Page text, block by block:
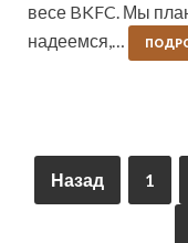
весе BKFC. Мы
надеемся,…
Назад 1